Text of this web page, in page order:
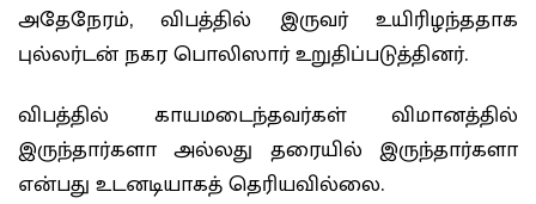
அதேநேரம், விபத்தில் இருவர் உயிரிழந்ததாக
புல்லர்டன் நகர பொலிஸார் உறுதிப்படுத்தினர்.
விபத்தில் காயமடைந்தவர்கள் விமானத்தில்
இருந்தார்களா அல்லது தரையில் இருந்தார்களா
என்பது உடனடியாகத் தெரியவில்லை.